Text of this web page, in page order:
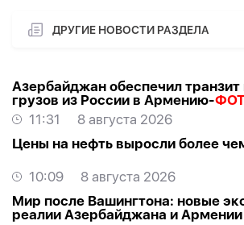
ДРУГИЕ НОВОСТИ РАЗДЕЛА
Азербайджан обеспечил транзит
грузов из России в Армению-
11:31
8 августа 2026
Цены на нефть выросли более
10:09
8 августа 2026
Мир после Вашингтона: новые
реалии Азербайджана и